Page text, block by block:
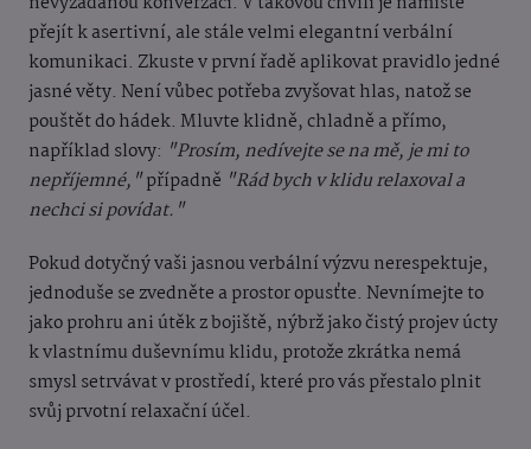
přejít k asertivní, ale stále velmi elegantní verbální
komunikaci. Zkuste v první řadě aplikovat pravidlo jedné
jasné věty. Není vůbec potřeba zvyšovat hlas, natož se
pouštět do hádek. Mluvte klidně, chladně a přímo,
například slovy: "Prosím, nedívejte se na mě, je mi to
nepříjemné,"případně "Rád bych v klidu relaxoval a
nechci si povídat."
Pokud dotyčný vaši jasnou verbální výzvu nerespektuje,
jednoduše se zvedněte a prostor opusťte. Nevnímejte to
jako prohru ani útěk z bojiště, nýbrž jako čistý projev úcty
k vlastnímu duševnímu klidu, protože zkrátka nemá
smysl setrvávat v prostředí, které pro vás přestalo plnit
svůj prvotní relaxační účel.